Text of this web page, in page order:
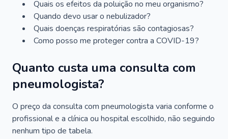
Quais os efeitos da poluição no meu organismo?
Quando devo usar o nebulizador?
Quais doenças respiratórias são contagiosas?
Como posso me proteger contra a COVID-19?
Quanto custa uma consulta com
pneumologista?
O preço da consulta com pneumologista varia conforme o
profissional e a clínica ou hospital escolhido, não seguindo
nenhum tipo de tabela.